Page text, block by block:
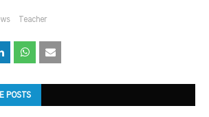
Teacher
POSTS